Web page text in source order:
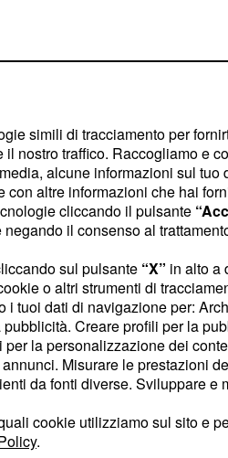
Lulù si sono lasciati,
divergenze di vedute
ha spiegato Bortuzzo,
in tutti i modi, ma che
modo. "Ognuno va per
aggiunto l'ex gieffino,
sostenuti sempre in
ha aggiunto che quella
simili di tracciamento per
nostro traffico. Raccogliamo e
alcune informazioni sul
con altre informazioni che hai
cliccando il pulsante
il consenso al
sul pulsante “X” in alto a
o altri strumenti di
i tuoi dati di navigazione per:
Creare profili per la
la personalizzazione dei
Misurare le prestazioni
da fonti diverse. Sviluppare
cookie utilizziamo sul sito e
.